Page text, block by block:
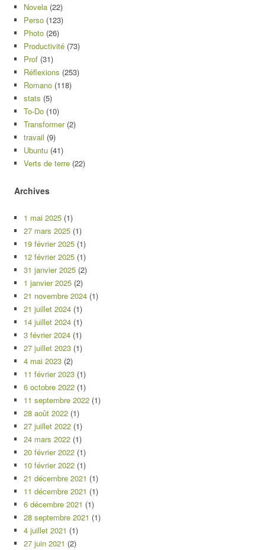
Novela (22)
Perso (123)
Photo (26)
Productivité (73)
Prof (31)
Réflexions (253)
Romano (118)
stats (5)
To-Do (10)
Transformer(2)
travail (9)
Ubuntu (41)
Verts de terre (22)
Archives
1 mai 2025 (1)
27 mars 2025 (1)
19 février 2025 (1)
12 février 2025 (1)
31 janvier 2025 (2)
1 janvier 2025 (2)
21 novembre 2024 (1)
21 juillet 2024 (1)
14 juillet 2024 (1)
3 février 2024 (1)
27 juillet 2023 (1)
4 mai 2023 (2)
11 février 2023 (1)
6 octobre 2022 (1)
11 septembre 2022 (1)
28 août 2022 (1)
27 juillet 2022 (1)
24 mars 2022 (1)
20 février 2022 (1)
10 février 2022 (1)
21 décembre 2021 (1)
11 décembre 2021 (1)
6 décembre 2021 (1)
28 septembre 2021 (1)
4 juillet 2021 (1)
27 juin 2021 (2)